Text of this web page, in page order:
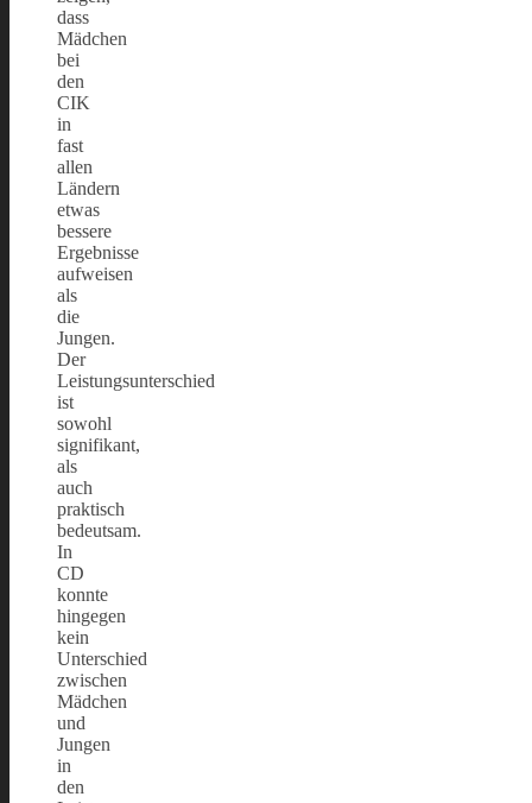
dass
Mädchen
bei
den
CIK
in
fast
allen
Ländern
etwas
bessere
Ergebnisse
aufweisen
als
die
Jungen.
Der
Leistungsunterschied
ist
sowohl
signifikant,
als
auch
praktisch
bedeutsam.
In
CD
konnte
hingegen
kein
Unterschied
zwischen
Mädchen
und
Jungen
in
den